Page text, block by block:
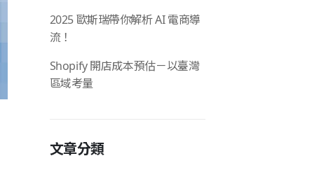
2025 歐斯瑞帶你解析 AI 電商導
流！
Shopify 開店成本預估－以臺灣
區域考量
文章分類